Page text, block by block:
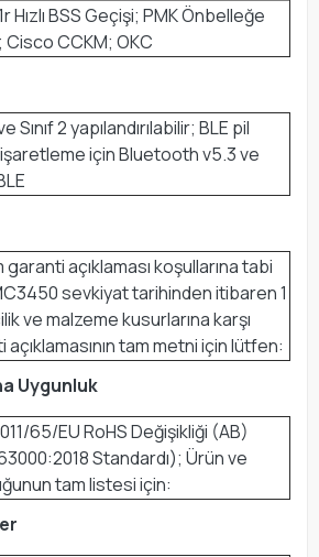
Hızlı BSS Geçişi; PMK Önbelleğe
Cisco CCKM; OKC
Sınıf 2 yapılandırılabilir; BLE pil
için Bluetooth v5.3 ve
garanti açıklaması koşullarına tabi
sevkiyat tarihinden itibaren 1
ve malzeme kusurlarına karşı
tam metni için lütfen:
Uygunluk
65/EU RoHS Değişikliği (AB)
Standardı); Ürün ve
tam listesi için: